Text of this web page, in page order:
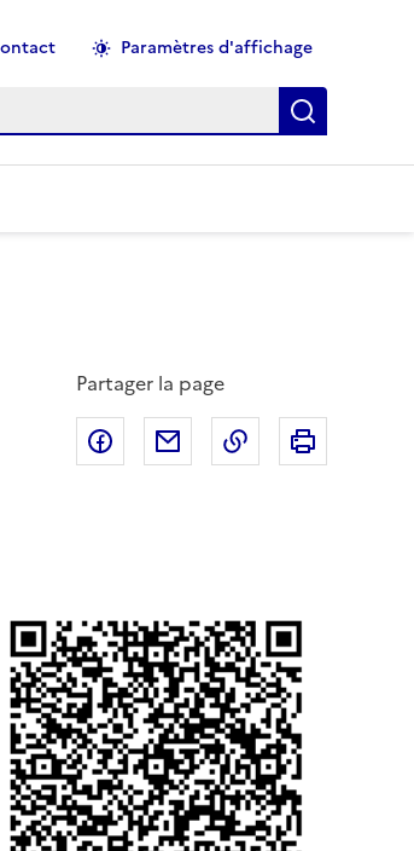
Paramètres d'affichage
Recherche
Partager la page
Partager sur Facebook
Partager par email
Copier dans le